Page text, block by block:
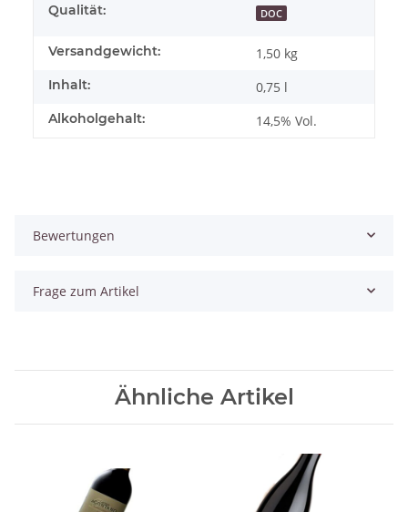
Qualität: DOC
Versandgewicht: 1,50 kg
Inhalt: 0,75 l
Alkoholgehalt: 14,5% Vol.
Bewertungen
Frage zum Artikel
Ähnliche Artikel